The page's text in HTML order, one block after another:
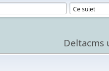
Deltacms